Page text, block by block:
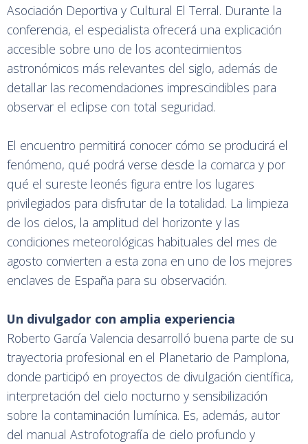
Asociación Deportiva y Cultural El Terral. Durante la
conferencia, el especialista ofrecerá una explicación
accesible sobre uno de los acontecimientos
astronómicos más relevantes del siglo, además de
detallar las recomendaciones imprescindibles para
observar el eclipse con total seguridad.
El encuentro permitirá conocer cómo se producirá el
fenómeno, qué podrá verse desde la comarca y por
qué el sureste leonés figura entre los lugares
privilegiados para disfrutar de la totalidad. La limpieza
de los cielos, la amplitud del horizonte y las
condiciones meteorológicas habituales del mes de
agosto convierten a esta zona en uno de los mejores
enclaves de España para su observación.
Un divulgador con amplia experiencia
Roberto García Valencia desarrolló buena parte de su
trayectoria profesional en el Planetario de Pamplona,
donde participó en proyectos de divulgación científica,
interpretación del cielo nocturno y sensibilización
sobre la contaminación lumínica. Es, además, autor
del manual Astrofotografía de cielo profundo y